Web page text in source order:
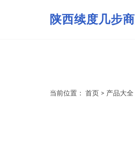
陕西续度几步
当前位置： 首页 > 产品大全